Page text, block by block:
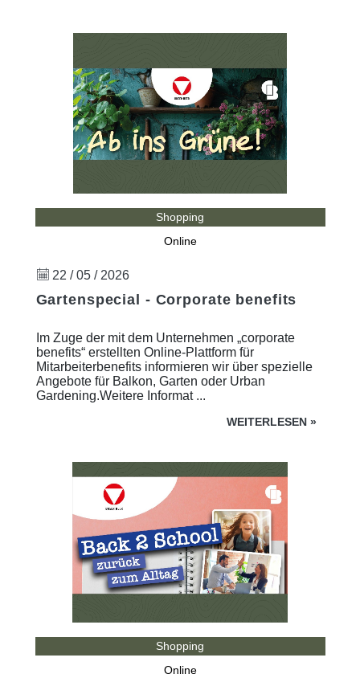
Shopping
Online
22 / 05 / 2026
Gartenspecial - Corporate benefits
Im Zuge der mit dem Unternehmen „corporate
benefits“ erstellten Online-Plattform für
Mitarbeiterbenefits informieren wir über spezielle
Angebote für Balkon, Garten oder Urban
Gardening.Weitere Informat ...
WEITERLESEN »
Shopping
Online